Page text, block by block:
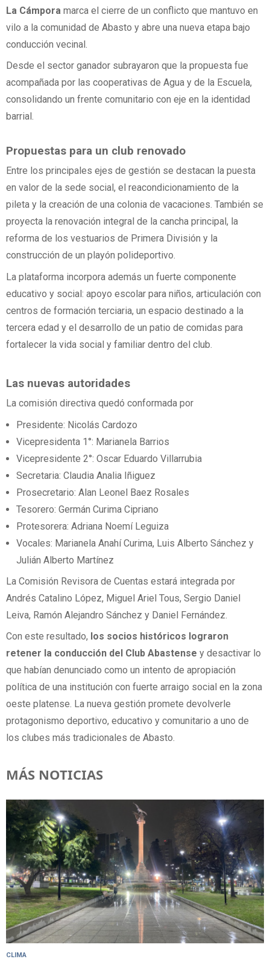
La Cámpora marca el cierre de un conflicto que mantuvo en
vilo a la comunidad de Abasto y abre una nueva etapa bajo
conducción vecinal.
Desde el sector ganador subrayaron que la propuesta fue
acompañada por las cooperativas de Agua y de la Escuela,
consolidando un frente comunitario con eje en la identidad
barrial.
Propuestas para un club renovado
Entre los principales ejes de gestión se destacan la puesta
en valor de la sede social, el reacondicionamiento de la
pileta y la creación de una colonia de vacaciones. También se
proyecta la renovación integral de la cancha principal, la
reforma de los vestuarios de Primera División y la
construcción de un playón polideportivo.
La plataforma incorpora además un fuerte componente
educativo y social: apoyo escolar para niños, articulación con
centros de formación terciaria, un espacio destinado a la
tercera edad y el desarrollo de un patio de comidas para
fortalecer la vida social y familiar dentro del club.
Las nuevas autoridades
La comisión directiva quedó conformada por
Presidente: Nicolás Cardozo
Vicepresidenta 1°: Marianela Barrios
Vicepresidente 2°: Oscar Eduardo Villarrubia
Secretaria: Claudia Analia Iñiguez
Prosecretario: Alan Leonel Baez Rosales
Tesorero: Germán Curima Cipriano
Protesorera: Adriana Noemí Leguiza
Vocales: Marianela Anahí Curima, Luis Alberto Sánchez y
Julián Alberto Martínez
La Comisión Revisora de Cuentas estará integrada por
Andrés Catalino López, Miguel Ariel Tous, Sergio Daniel
Leiva, Ramón Alejandro Sánchez y Daniel Fernández.
Con este resultado, los socios históricos lograron
retener la conducción del Club Abastense y desactivar lo
que habían denunciado como un intento de apropiación
política de una institución con fuerte arraigo social en la zona
oeste platense. La nueva gestión promete devolverle
protagonismo deportivo, educativo y comunitario a uno de
los clubes más tradicionales de Abasto.
MÁS NOTICIAS
CLIMA